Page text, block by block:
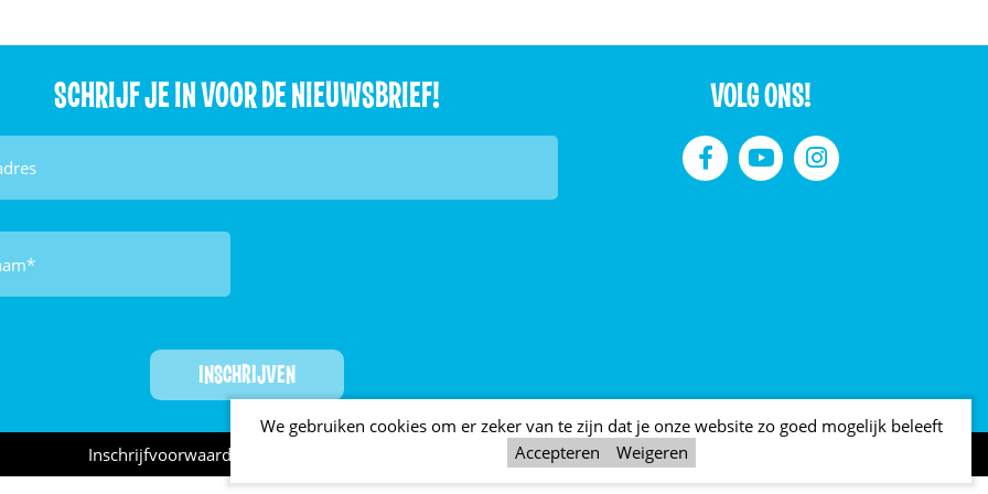
SCHRIJF JE IN VOOR DE NIEUWSBRIEF! VOLG ONS!
  
Inschrijfvoorwaarden
We gebruiken cookies om er zeker van te zijn dat je onze website zo goed mogelijk beleeft
Accepteren
Weigeren